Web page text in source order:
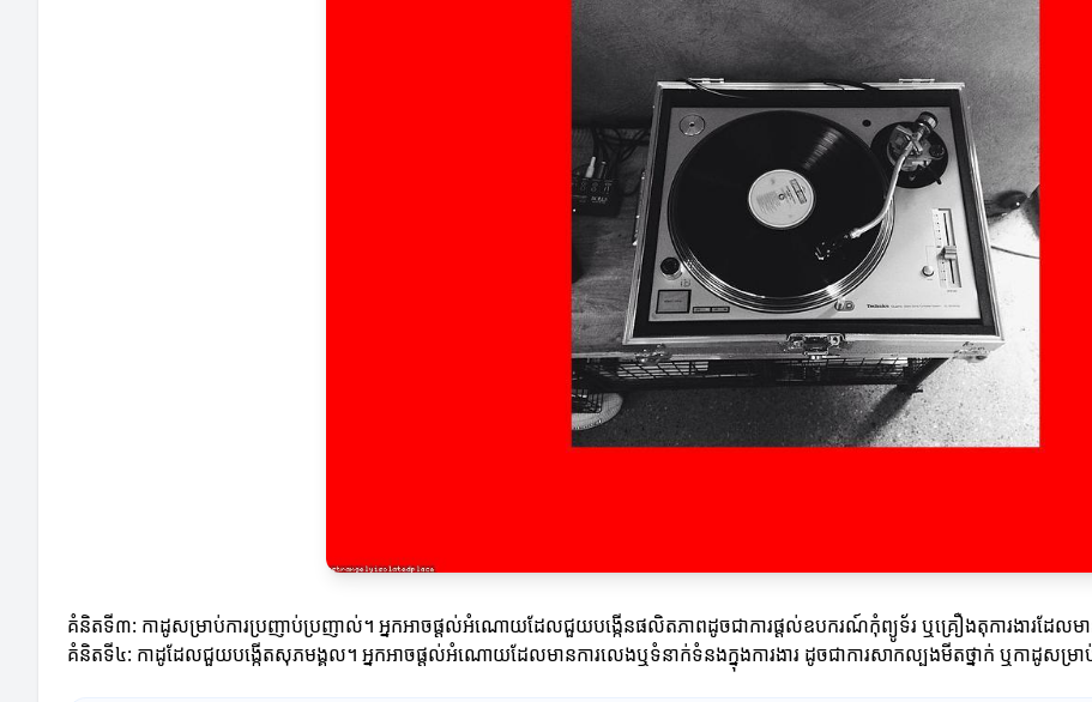
គំនិតទី៣: កាដូសម្រាប់ការប្រញាប់ប្រញាល់។ អ្នកអាចផ្ដល់អំណោយដែលជួយបង្កើនផលិតភាពដូចជាការផ្ដល់ឧបករណ៍កុំព្យូទ័រ ឬគ្រឿងតុការងារដែលមា
គំនិតទី៤: កាដូដែលជួយបង្កើតសុភមង្គល។ អ្នកអាចផ្ដល់អំណោយដែលមានការលេងឬទំនាក់ទំនងក្នុងការងារ ដូចជាការសាកល្បងមីតថ្នាក់ ឬកាដូសម្រាប់